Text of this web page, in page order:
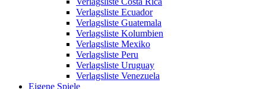
Verlagsliste Ecuador
Verlagsliste Guatemala
Verlagsliste Kolumbien
Verlagsliste Mexiko
Verlagsliste Peru
Verlagsliste Uruguay
Verlagsliste Venezuela
Eigene Spiele